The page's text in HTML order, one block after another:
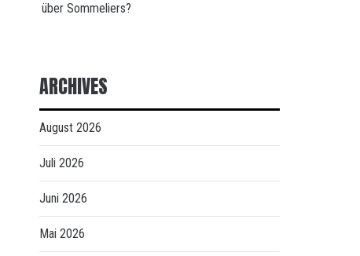
über Sommeliers?
ARCHIVES
August 2026
Juli 2026
Juni 2026
Mai 2026